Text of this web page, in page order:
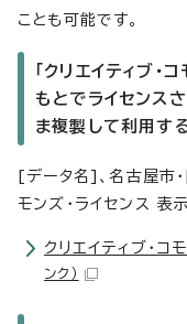
ことも可能です。
「クリエイティブ・
もとでライセンス
ま複製して利用す
[データ名]、名古屋市
モンズ・ライセンス
クリエイティブ・
ンク）